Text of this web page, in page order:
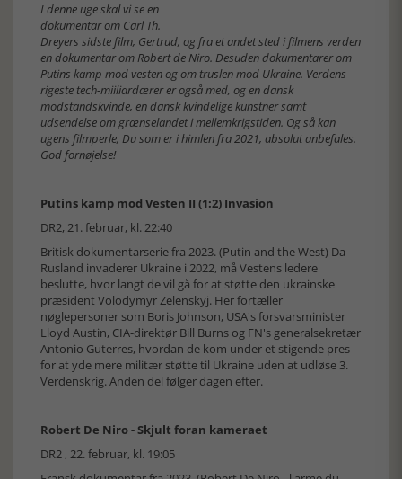
I denne uge skal vi se en
dokumentar om Carl Th.
Dreyers sidste film, Gertrud, og fra et andet sted i filmens verden
en dokumentar om Robert de Niro. Desuden dokumentarer om
Putins kamp mod vesten og om truslen mod Ukraine. Verdens
rigeste tech-miiliardærer er også med, og en dansk
modstandskvinde, en dansk kvindelige kunstner samt
udsendelse om grænselandet i mellemkrigstiden. Og så kan
ugens filmperle, Du som er i himlen fra 2021, absolut anbefales.
God fornøjelse!
Putins kamp mod Vesten II (1:2) Invasion
DR2, 21. februar, kl. 22:40
Britisk dokumentarserie fra 2023. (Putin and the West) Da
Rusland invaderer Ukraine i 2022, må Vestens ledere
beslutte, hvor langt de vil gå for at støtte den ukrainske
præsident Volodymyr Zelenskyj. Her fortæller
nøglepersoner som Boris Johnson, USA's forsvarsminister
Lloyd Austin, CIA-direktør Bill Burns og FN's generalsekretær
Antonio Guterres, hvordan de kom under et stigende pres
for at yde mere militær støtte til Ukraine uden at udløse 3.
Verdenskrig. Anden del følger dagen efter.
Robert De Niro - Skjult foran kameraet
DR2 , 22. februar, kl. 19:05